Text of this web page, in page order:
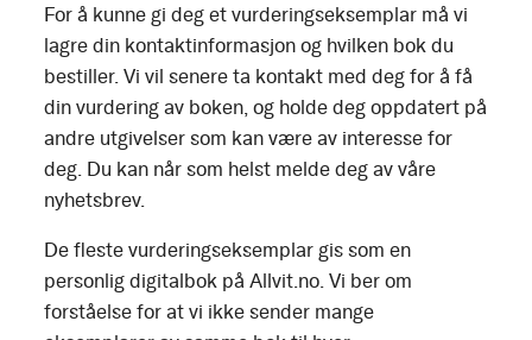
For å kunne gi deg et vurderingseksemplar må vi
lagre din kontaktinformasjon og hvilken bok du
bestiller. Vi vil senere ta kontakt med deg for å få
din vurdering av boken, og holde deg oppdatert på
andre utgivelser som kan være av interesse for
deg. Du kan når som helst melde deg av våre
nyhetsbrev.
De fleste vurderingseksemplar gis som en
personlig digitalbok på Allvit.no. Vi ber om
forståelse for at vi ikke sender mange